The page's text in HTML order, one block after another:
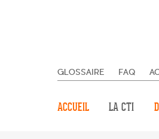
GLOSSAIRE FAQ
ACCUEIL LA CTI